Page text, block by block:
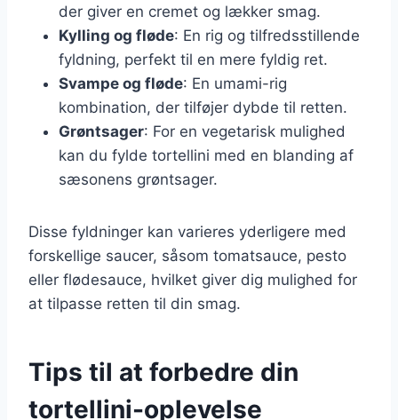
der giver en cremet og lækker smag.
Kylling og fløde: En rig og tilfredsstillende
fyldning, perfekt til en mere fyldig ret.
Svampe og fløde: En umami-rig
kombination, der tilføjer dybde til retten.
Grøntsager: For en vegetarisk mulighed
kan du fylde tortellini med en blanding af
sæsonens grøntsager.
Disse fyldninger kan varieres yderligere med
forskellige saucer, såsom tomatsauce, pesto
eller flødesauce, hvilket giver dig mulighed for
at tilpasse retten til din smag.
Tips til at forbedre din
tortellini-oplevelse